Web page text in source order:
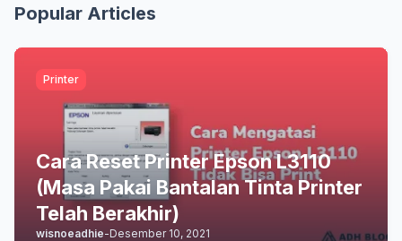
Popular Articles
Printer
Cara Reset Printer Epson L3110
(Masa Pakai Bantalan Tinta Printer
Telah Berakhir)
wisnoeadhie-Desember 10, 2021